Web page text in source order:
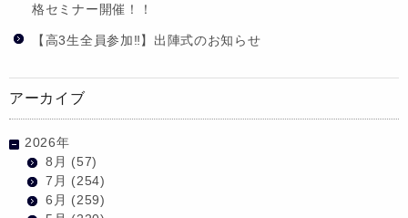
格セミナー開催！！
【高3生全員参加‼】出陣式のお知らせ
アーカイブ
2026年
8月 (57)
7月 (254)
6月 (259)